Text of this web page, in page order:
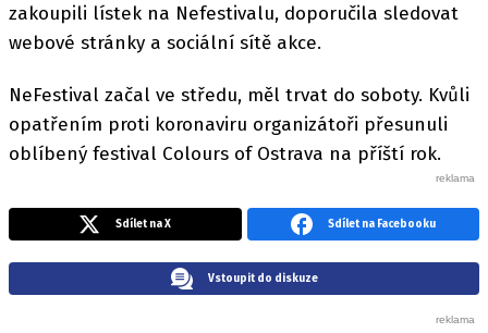
zakoupili lístek na Nefestivalu, doporučila sledovat
webové stránky a sociální sítě akce.
NeFestival začal ve středu, měl trvat do soboty. Kvůli
opatřením proti koronaviru organizátoři přesunuli
oblíbený festival Colours of Ostrava na příští rok.
Sdílet na X Sdílet na Facebooku
Vstoupit do diskuze